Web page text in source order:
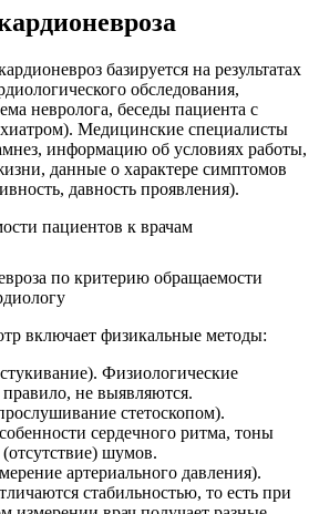
базируется на результатах
обследования,
невролога, беседы пациента с
Медицинские специалисты
информацию об условиях работы,
данные о характере симптомов
давность проявления).
по критерию обращаемости
включает физикальные методы:
Физиологические
не выявляются.
стетоскопом).
сердечного ритма, тоны
шумов.
артериального давления).
стабильностью, то есть при